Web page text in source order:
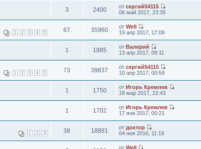
3 2400 от сергий54115
06 май 2017, 23:35
1 2 3 4 5 67 35960 от Well
19 апр 2017, 17:09
1 1885 от Валерий
13 апр 2017, 09:11
1 2 3 4 5 73 39837 от сергий54115
10 апр 2017, 00:59
1 1750 от Игорь Кремлев
18 мар 2017, 22:43
1 1702 от Игорь Кремлев
17 янв 2017, 00:21
1 2 3 38 18891 от доктор
04 ноя 2016, 11:18
от Well